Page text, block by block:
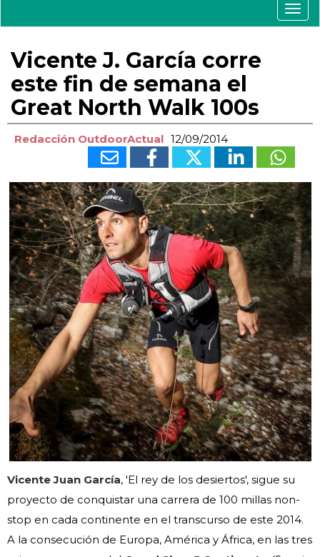
Vicente J. García corre
este fin de semana el
Great North Walk 100s
Redacción OutdoorActual 12/09/2014
Vicente Juan García, 'El rey de los desiertos', sigue su
proyecto de conquistar una carrera de 100 millas non-
stop en cada continente en el transcurso de este 2014.
A la consecución de Europa, América y África, en las tres